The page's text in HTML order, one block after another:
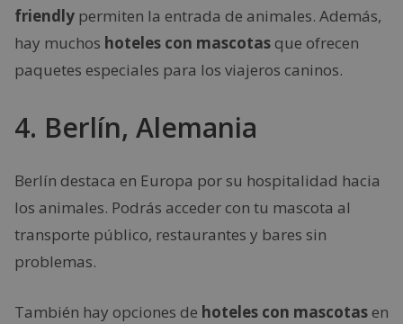
friendly permiten la entrada de animales. Además,
hay muchos hoteles con mascotasque ofrecen
paquetes especiales para los viajeros caninos.
4. Berlín, Alemania
Berlín destaca en Europa por su hospitalidad hacia
los animales. Podrás acceder con tu mascota al
transporte público, restaurantes y bares sin
problemas.
También hay opciones de hoteles con mascotasen